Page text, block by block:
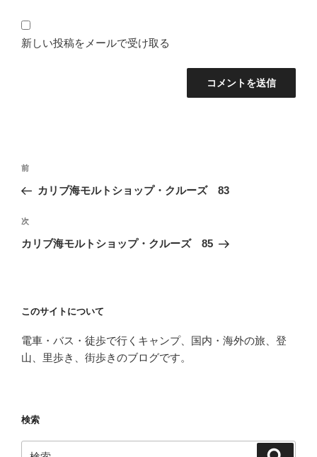
新しい投稿をメールで受け取る
投
ナ
ビ
ゲ
ン
前
の
稿
前
カリブ海モルトショップ・クルーズ 83
次
の
次
カリブ海モルトショップ・クルーズ 85
このサイトについて
電車・バス・徒歩で行くキャンプ、国内・海外の旅、登
山、里歩き、街歩きのブログです。
検索